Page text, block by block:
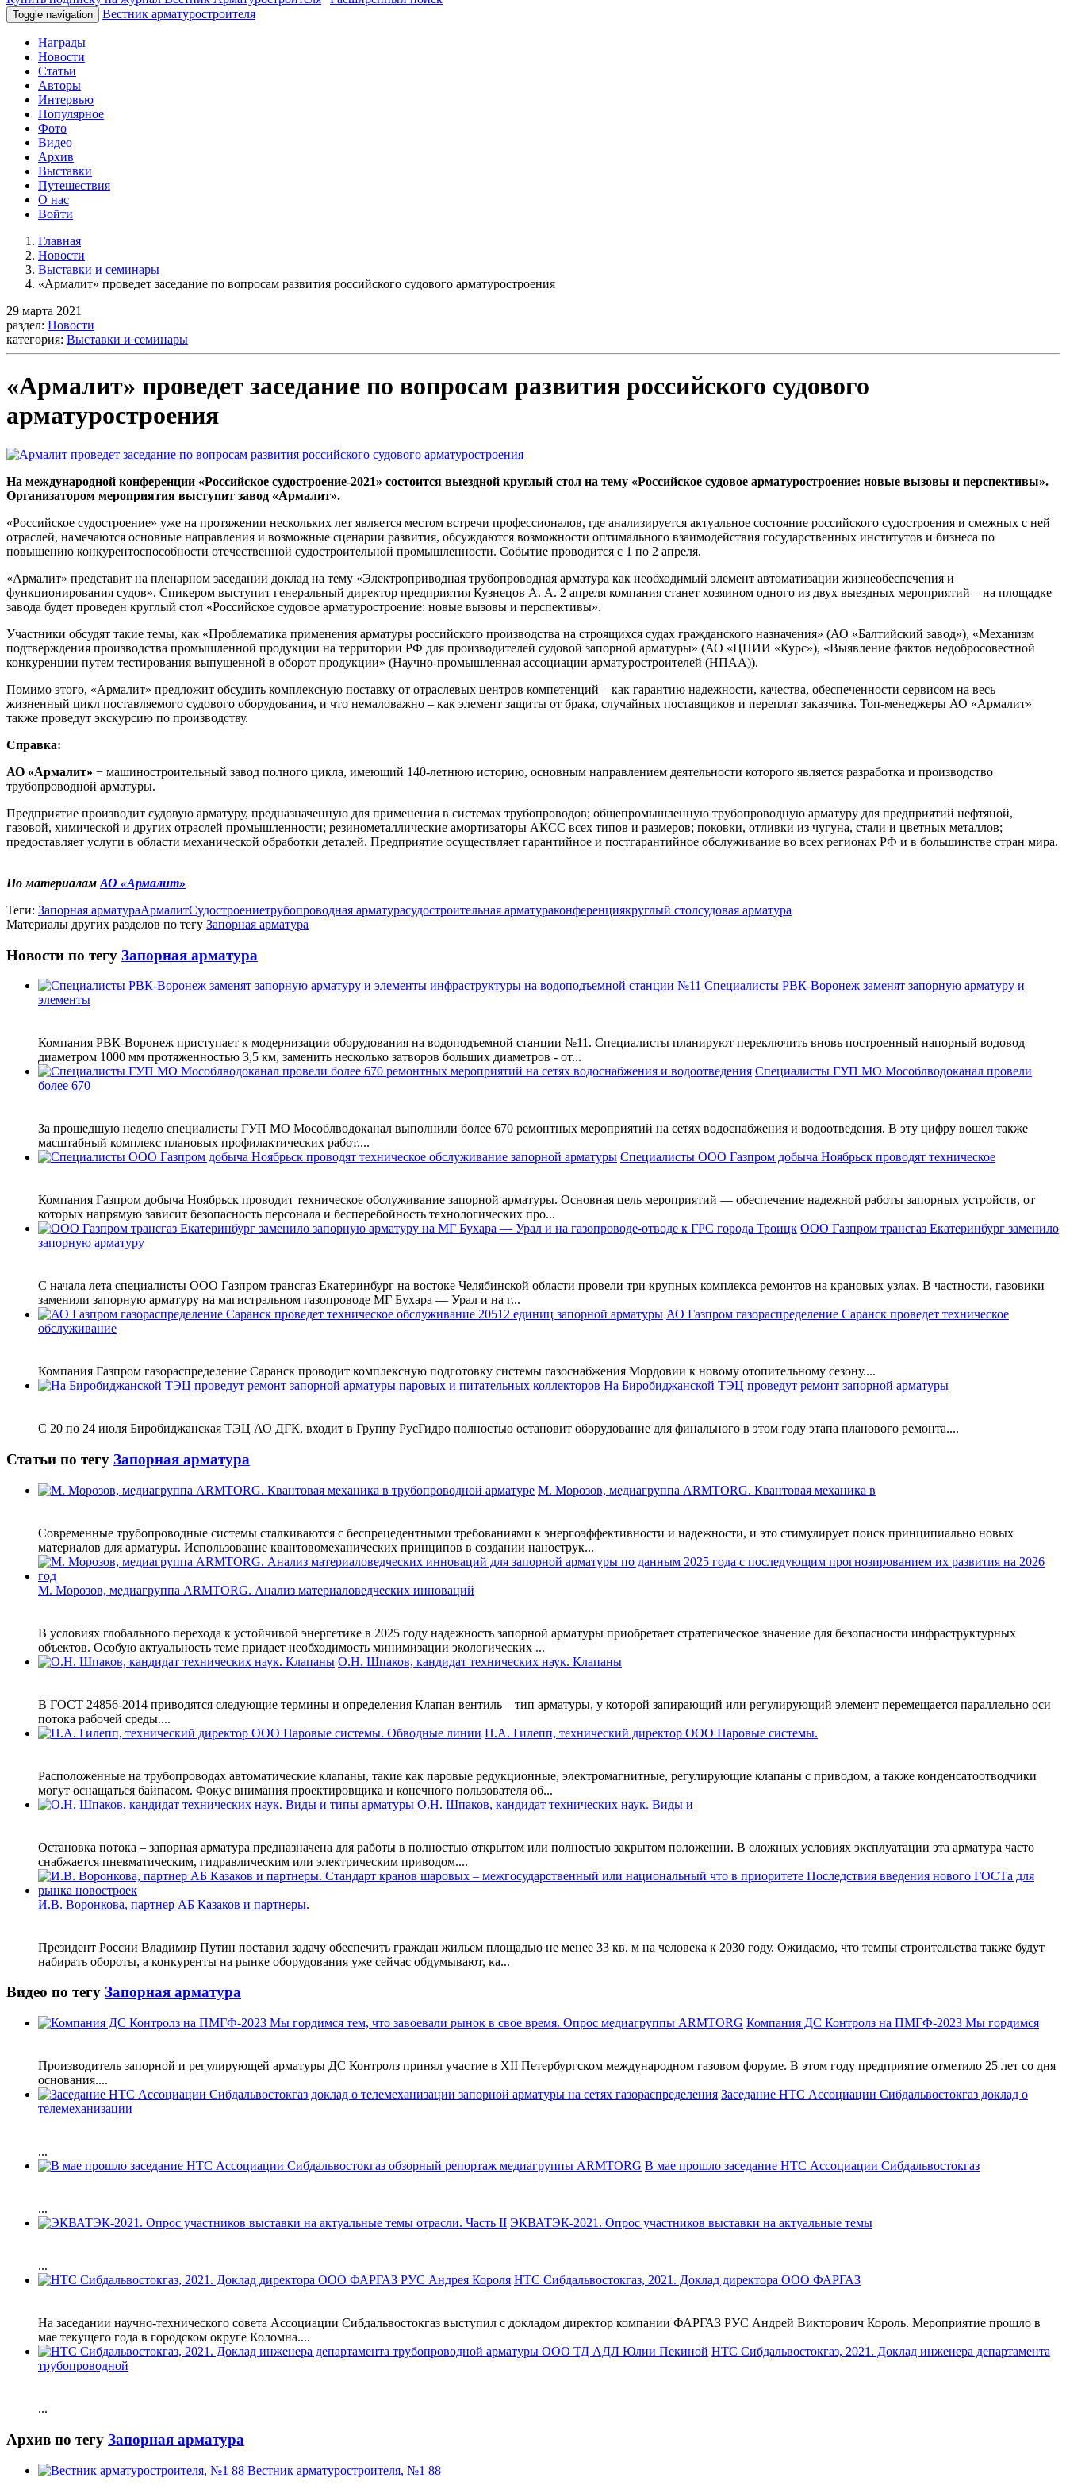
Toggle navigation Вестник арматуростроителя
Награды
Новости
Статьи
Авторы
Интервью
Популярное
Фото
Видео
Архив
Выставки
Путешествия
О нас
Войти
Главная
Новости
Выставки и семинары
«Армалит» проведет заседание по вопросам развития российского судового арматуростроения
29 марта 2021
раздел: Новости
категория: Выставки и семинары
«Армалит» проведет заседание по вопросам развития российского судового
арматуростроения
На международной конференции «Российское судостроение-2021» состоится выездной круглый стол на тему «Российское судовое арматуростроение: новые вызовы и перспективы».
Организатором мероприятия выступит завод «Армалит».
«Российское судостроение» уже на протяжении нескольких лет является местом встречи профессионалов, где анализируется актуальное состояние российского судостроения и смежных с ней
отраслей, намечаются основные направления и возможные сценарии развития, обсуждаются возможности оптимального взаимодействия государственных институтов и бизнеса по
повышению конкурентоспособности отечественной судостроительной промышленности. Событие проводится с 1 по 2 апреля.
«Армалит» представит на пленарном заседании доклад на тему «Электроприводная трубопроводная арматура как необходимый элемент автоматизации жизнеобеспечения и
функционирования судов». Спикером выступит генеральный директор предприятия Кузнецов А. А. 2 апреля компания станет хозяином одного из двух выездных мероприятий – на площадке
завода будет проведен круглый стол «Российское судовое арматуростроение: новые вызовы и перспективы».
Участники обсудят такие темы, как «Проблематика применения арматуры российского производства на строящихся судах гражданского назначения» (АО «Балтийский завод»), «Механизм
подтверждения производства промышленной продукции на территории РФ для производителей судовой запорной арматуры» (АО «ЦНИИ «Курс»), «Выявление фактов недобросовестной
конкуренции путем тестирования выпущенной в оборот продукции» (Научно-промышленная ассоциации арматуростроителей (НПАА)).
Помимо этого, «Армалит» предложит обсудить комплексную поставку от отраслевых центров компетенций – как гарантию надежности, качества, обеспеченности сервисом на весь
жизненный цикл поставляемого судового оборудования, и что немаловажно – как элемент защиты от брака, случайных поставщиков и переплат заказчика. Топ-менеджеры АО «Армалит»
также проведут экскурсию по производству.
Справка:
АО «Армалит» − машиностроительный завод полного цикла, имеющий 140-летнюю историю, основным направлением деятельности которого является разработка и производство
трубопроводной арматуры.
Предприятие производит судовую арматуру, предназначенную для применения в системах трубопроводов; общепромышленную трубопроводную арматуру для предприятий нефтяной,
газовой, химической и других отраслей промышленности; резинометаллические амортизаторы АКСС всех типов и размеров; поковки, отливки из чугуна, стали и цветных металлов;
предоставляет услуги в области механической обработки деталей. Предприятие осуществляет гарантийное и постгарантийное обслуживание во всех регионах РФ и в большинстве стран мира.
По материалам АО «Армалит»
Теги: Запорная арматураАрмалитСудостроениетрубопроводная арматурасудостроительная арматураконференциякруглый столсудовая арматура
Материалы других разделов по тегу Запорная арматура
Новости по тегу Запорная арматура
Специалисты РВК-Воронеж заменят запорную арматуру и
элементы
Компания РВК-Воронеж приступает к модернизации оборудования на водоподъемной станции №11. Специалисты планируют переключить вновь построенный напорный водовод
диаметром 1000 мм протяженностью 3,5 км, заменить несколько затворов больших диаметров - от...
Специалисты ГУП МО Мособлводоканал провели
более 670
За прошедшую неделю специалисты ГУП МО Мособлводоканал выполнили более 670 ремонтных мероприятий на сетях водоснабжения и водоотведения. В эту цифру вошел также
масштабный комплекс плановых профилактических работ....
Специалисты ООО Газпром добыча Ноябрьск проводят техническое
Компания Газпром добыча Ноябрьск проводит техническое обслуживание запорной арматуры. Основная цель мероприятий — обеспечение надежной работы запорных устройств, от
которых напрямую зависит безопасность персонала и бесперебойность технологических про...
ООО Газпром трансгаз Екатеринбург заменило
запорную арматуру
С начала лета специалисты ООО Газпром трансгаз Екатеринбург на востоке Челябинской области провели три крупных комплекса ремонтов на крановых узлах. В частности, газовики
заменили запорную арматуру на магистральном газопроводе МГ Бухара — Урал и на г...
АО Газпром газораспределение Саранск проведет техническое
обслуживание
Компания Газпром газораспределение Саранск проводит комплексную подготовку системы газоснабжения Мордовии к новому отопительному сезону....
На Биробиджанской ТЭЦ проведут ремонт запорной арматуры
С 20 по 24 июля Биробиджанская ТЭЦ АО ДГК, входит в Группу РусГидро полностью остановит оборудование для финального в этом году этапа планового ремонта....
Статьи по тегу Запорная арматура
М. Морозов, медиагруппа ARMTORG. Квантовая механика в
Современные трубопроводные системы сталкиваются с беспрецедентными требованиями к энергоэффективности и надежности, и это стимулирует поиск принципиально новых
материалов для арматуры. Использование квантовомеханических принципов в создании нанострук...
М. Морозов, медиагруппа ARMTORG. Анализ материаловедческих инноваций
В условиях глобального перехода к устойчивой энергетике в 2025 году надежность запорной арматуры приобретает стратегическое значение для безопасности инфраструктурных
объектов. Особую актуальность теме придает необходимость минимизации экологических ...
О.Н. Шпаков, кандидат технических наук. Клапаны
В ГОСТ 24856-2014 приводятся следующие термины и определения Клапан вентиль – тип арматуры, у которой запирающий или регулирующий элемент перемещается параллельно оси
потока рабочей среды....
П.А. Гилепп, технический директор ООО Паровые системы.
Расположенные на трубопроводах автоматические клапаны, такие как паровые редукционные, электромагнитные, регулирующие клапаны с приводом, а также конденсатоотводчики
могут оснащаться байпасом. Фокус внимания проектировщика и конечного пользователя об...
О.Н. Шпаков, кандидат технических наук. Виды и
Остановка потока – запорная арматура предназначена для работы в полностью открытом или полностью закрытом положении. В сложных условиях эксплуатации эта арматура часто
снабжается пневматическим, гидравлическим или электрическим приводом....
И.В. Воронкова, партнер АБ Казаков и партнеры.
Президент России Владимир Путин поставил задачу обеспечить граждан жильем площадью не менее 33 кв. м на человека к 2030 году. Ожидаемо, что темпы строительства также будут
набирать обороты, а конкуренты на рынке оборудования уже сейчас обдумывают, ка...
Видео по тегу Запорная арматура
Компания ДС Контролз на ПМГФ-2023 Мы гордимся
Производитель запорной и регулирующей арматуры ДС Контролз принял участие в XII Петербургском международном газовом форуме. В этом году предприятие отметило 25 лет со дня
основания....
Заседание НТС Ассоциации Сибдальвостокгаз доклад о
телемеханизации
...
В мае прошло заседание НТС Ассоциации Сибдальвостокгаз
...
ЭКВАТЭК-2021. Опрос участников выставки на актуальные темы
...
НТС Сибдальвостокгаз, 2021. Доклад директора ООО ФАРГАЗ
На заседании научно-технического совета Ассоциации Сибдальвостокгаз выступил с докладом директор компании ФАРГАЗ РУС Андрей Викторович Король. Мероприятие прошло в
мае текущего года в городском округе Коломна....
НТС Сибдальвостокгаз, 2021. Доклад инженера департамента
трубопроводной
...
Архив по тегу Запорная арматура
Вестник арматуростроителя, №1 88